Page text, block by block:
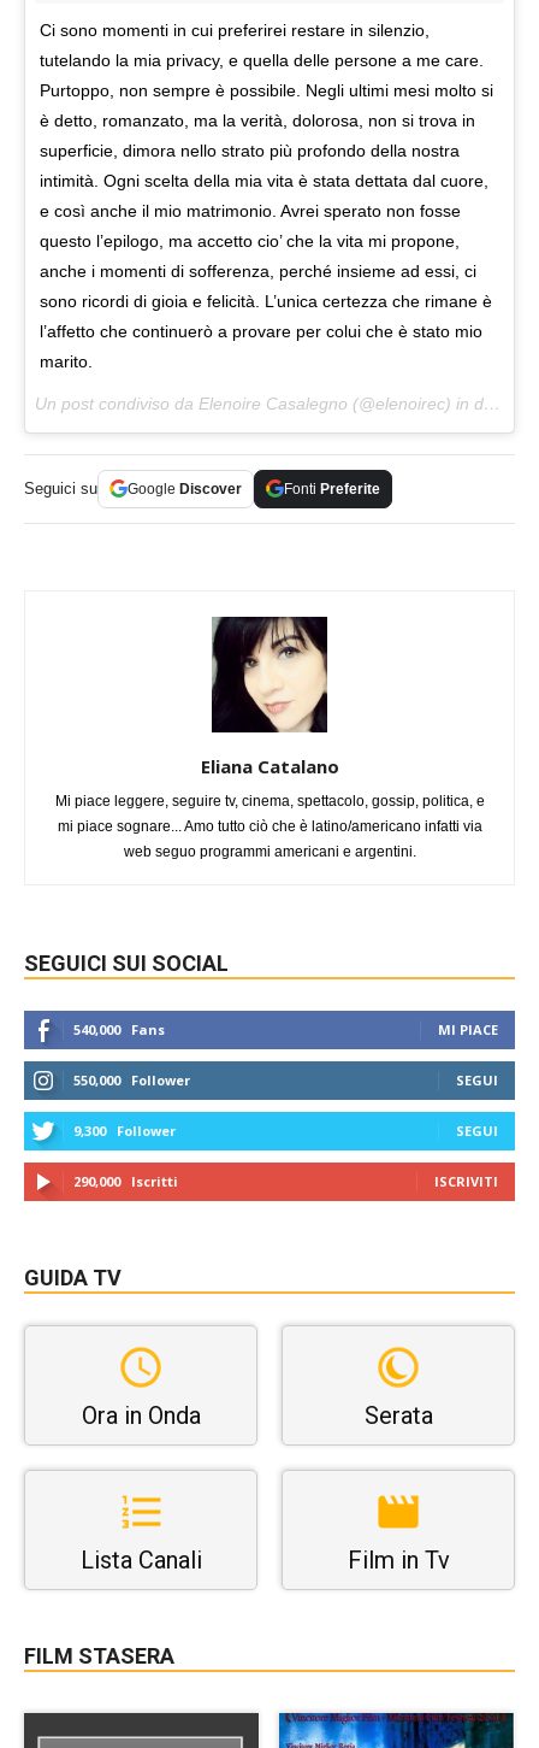
Ci sono momenti in cui preferirei restare in silenzio,
tutelando la mia privacy, e quella delle persone a me care.
Purtoppo, non sempre è possibile. Negli ultimi mesi molto si
è detto, romanzato, ma la verità, dolorosa, non si trova in
superficie, dimora nello strato più profondo della nostra
intimità. Ogni scelta della mia vita è stata dettata dal cuore,
e così anche il mio matrimonio. Avrei sperato non fosse
questo l’epilogo, ma accetto cio’ che la vita mi propone,
anche i momenti di sofferenza, perché insieme ad essi, ci
sono ricordi di gioia e felicità. L’unica certezza che rimane è
l’affetto che continuerò a provare per colui che è stato mio
marito.
Un post condiviso da Elenoire Casalegno (@elenoirec) in data:
Seguici su Google Discover Fonti Preferite
Eliana Catalano
Mi piace leggere, seguire tv, cinema, spettacolo, gossip, politica, e
mi piace sognare... Amo tutto ciò che è latino/americano infatti via
web seguo programmi americani e argentini.
SEGUICI SUI SOCIAL
540,000 Fans MI PIACE
550,000 Follower SEGUI
9,300 Follower SEGUI
290,000 Iscritti ISCRIVITI
GUIDA TV
Ora in Onda Serata
Lista Canali Film in Tv
FILM STASERA